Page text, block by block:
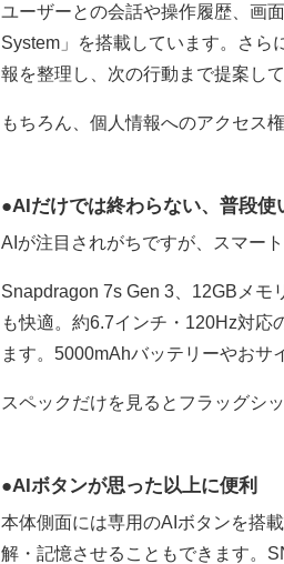
ユーザーとの会話や操作履歴、画
System」を搭載しています。さら
報を整理し、次の行動まで提案して
もちろん、個人情報へのアクセス
AIだけでは終わらない、普段使
AIが注目されがちですが、スマー
Snapdragon 7s Gen 3、12GBメモ
も快適。約6.7インチ・120Hz対
ます。5000mAhバッテリーやおサ
スペックだけを見るとフラッグシ
AIボタンが思った以上に便利
本体側面には専用のAIボタンを搭
解・記憶させることもできます。